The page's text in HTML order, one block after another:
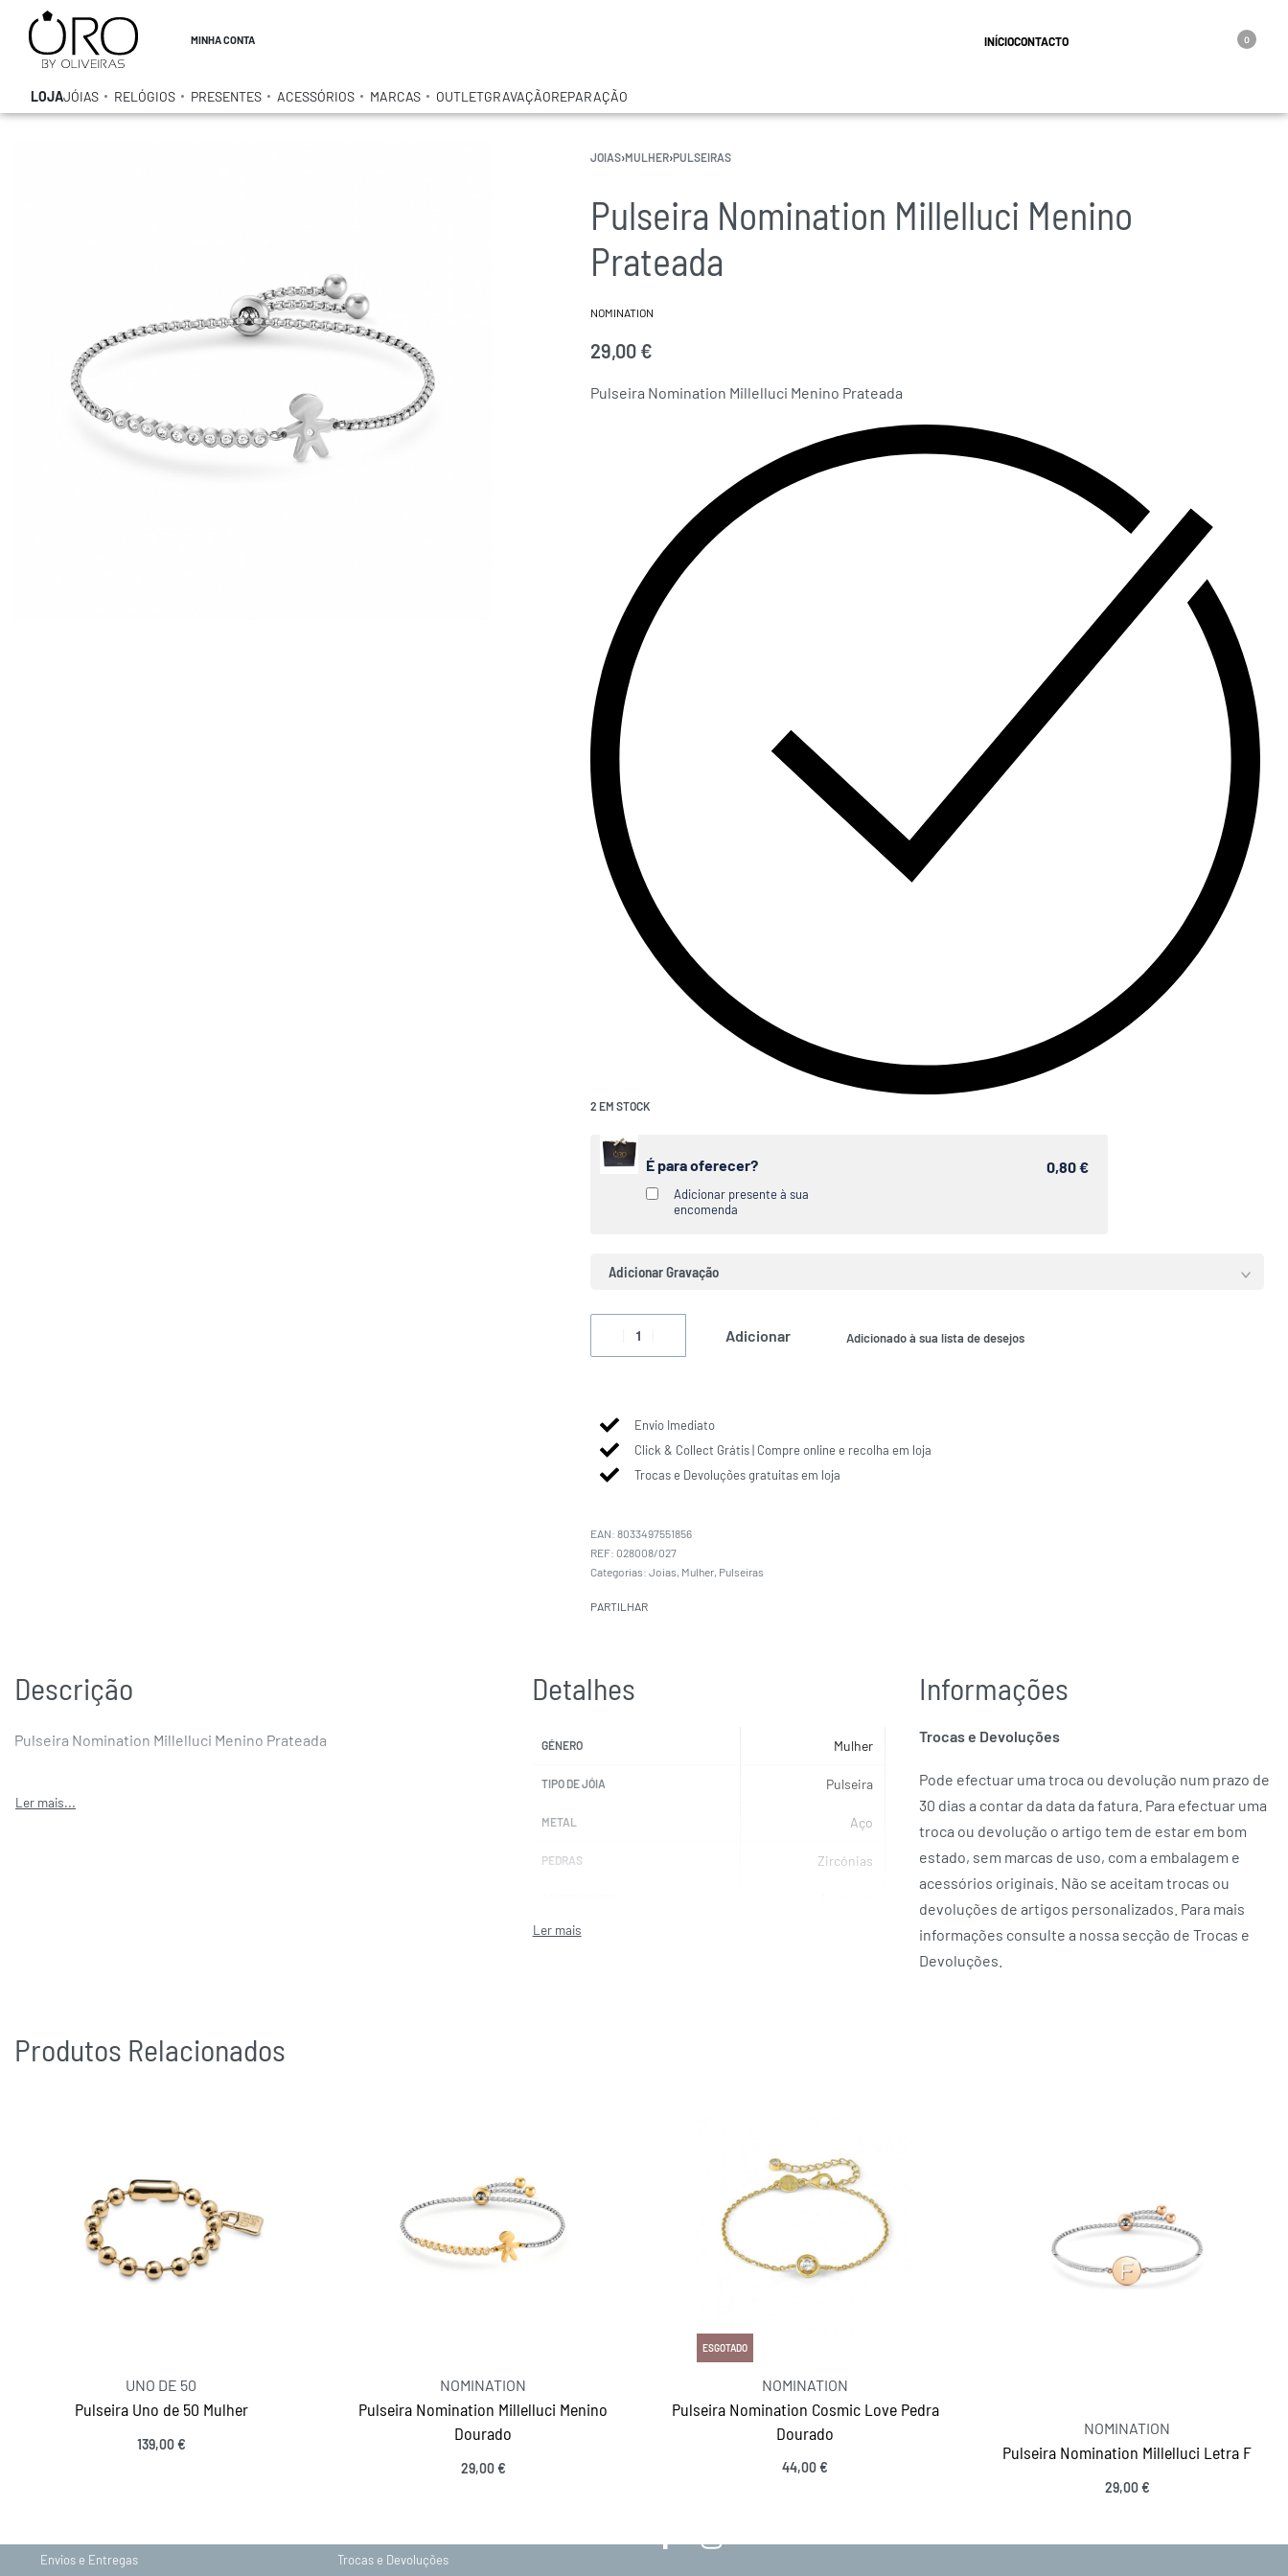
MINHA CONTA INÍCIOCONTACTO 0
LOJAJÓIAS RELÓGIOS PRESENTES ACESSÓRIOS MARCAS OUTLETGRAVAÇÃOREPARAÇÃO
JOIAS›MULHER›PULSEIRAS
Pulseira Nomination Millelluci Menino
Prateada
NOMINATION
29,00 €
Pulseira Nomination Millelluci Menino Prateada
2 EM STOCK
É para oferecer?
Adicionar presente à sua
encomenda
0,80 €
Adicionar Gravação
Adicionar Adicionado à sua lista de desejos
Envio Imediato
Click & Collect Grátis | Compre online e recolha em loja
Trocas e Devoluções gratuitas em loja
EAN:8033497551856
028008/027
Categorias:Joias, Mulher, Pulseiras
PARTILHAR
Descrição
Pulseira Nomination Millelluci Menino Prateada
Detalhes
GÉNERO Mulher
TIPO DE JÓIA Pulseira
METAL Aço
PEDRAS Zircónias
MARCAS
Informações
Trocas e Devoluções
Pode efectuar uma troca ou devolução num prazo de
30 dias a contar da data da fatura. Para efectuar uma
troca ou devolução o artigo tem de estar em bom
estado, sem marcas de uso, com a embalagem e
acessórios originais. Não se aceitam trocas ou
devoluções de artigos personalizados. Para mais
informações consulte a nossa secção de Trocas e
Devoluções.
Produtos Relacionados
UNO DE 50
Pulseira Uno de 50 Mulher
139,00€
NOMINATION
Pulseira Nomination Millelluci Menino
Dourado
29,00€
ESGOTADO
NOMINATION
Pulseira Nomination Cosmic Love Pedra
Dourado
44,00€
NOMINATION
Pulseira Nomination Millelluci Letra F
29,00€
Envios e Entregas
Trocas e Devoluções
MANTENHA-SE EM CONTACTO